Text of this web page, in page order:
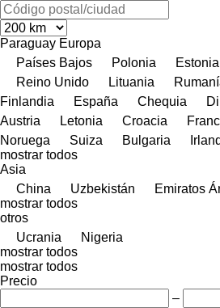
Paraguay Europa
Países Bajos
Polonia Estonia
Reino Unido
Lituania
Finlandia
España Chequia
Austria
Letonia Croacia
Noruega
Suiza Bulgaria
mostrar todos
Asia
China
Uzbekistán
Emiratos
mostrar todos
otros
Ucrania
Nigeria
mostrar todos
mostrar todos
Precio
–